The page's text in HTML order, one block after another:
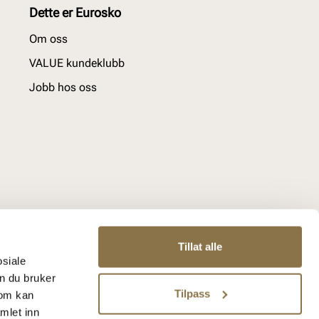
du bruker
kan
inn
Tillat alle
Tilpass
Dette er Eurosko
Om oss
VALUE kundeklubb
Jobb hos oss